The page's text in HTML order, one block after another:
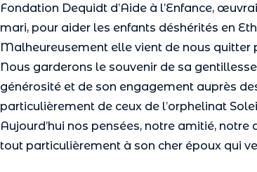
Fondation Dequidt d’Aide à l’Enfance,
mari, pour aider les enfants déshérités en
Malheureusement elle vient de nous quitter
Nous garderons le souvenir de sa
générosité et de son engagement auprès
particulièrement de ceux de l’orphelinat
Aujourd’hui nos pensées, notre amitié, notre
tout particulièrement à son cher époux qui